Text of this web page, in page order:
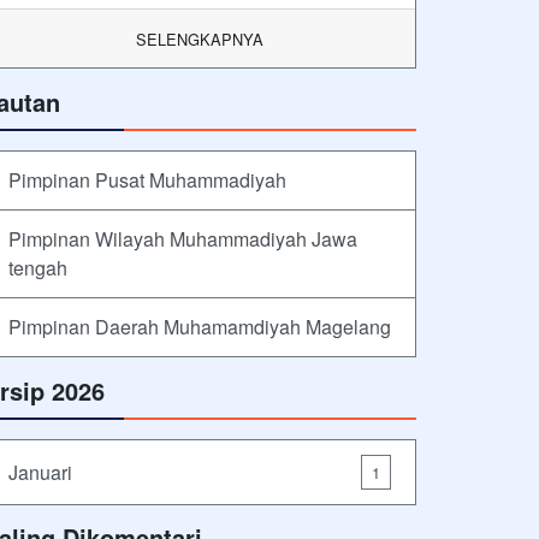
SELENGKAPNYA
Pimpinan Pusat Muhammadiyah
Pimpinan Wilayah Muhammadiyah Jawa
tengah
Pimpinan Daerah Muhamamdiyah Magelang
2026
Januari 1